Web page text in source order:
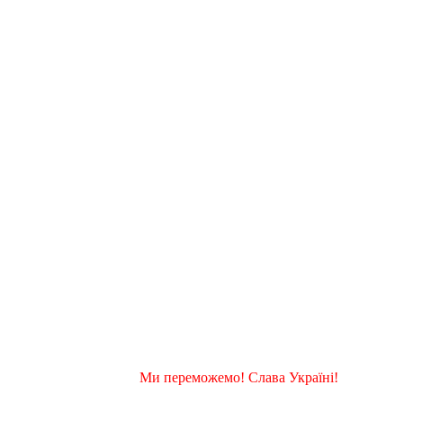
Ми переможемо! Слава Україні!